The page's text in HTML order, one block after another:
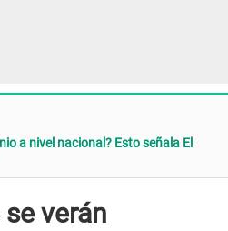
a nivel nacional? Esto señala El
verán